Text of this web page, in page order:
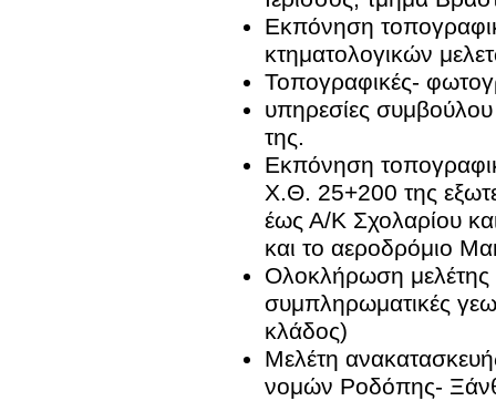
Εκπόνηση
κτηματολογικών
Τοπογραφικές-
υπηρεσίες
της.
Εκπόνηση
Χ.Θ. 25+200 της
έως Α/Κ Σχολαρίου
και το αεροδρόμιο
Ολοκλήρωση μελέτης
συμπληρωματικές
κλάδος)
Μελέτη
νομών Ροδόπης-